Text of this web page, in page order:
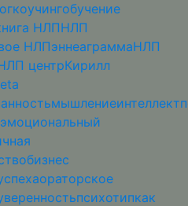
коучингобучение
НЛПНЛП
НЛПэннеаграммаНЛП
центрКирилл
мышлениеинтеллект
эмоциональный
бизнес
ораторское
психотипкак